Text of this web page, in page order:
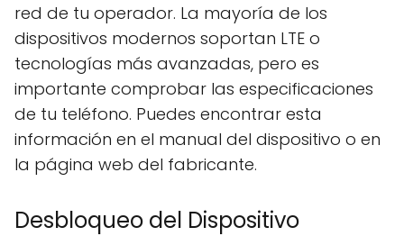
red de tu operador. La mayoría de los
dispositivos modernos soportan LTE o
tecnologías más avanzadas, pero es
importante comprobar las especificaciones
de tu teléfono. Puedes encontrar esta
información en el manual del dispositivo o en
la página web del fabricante.
Desbloqueo del Dispositivo